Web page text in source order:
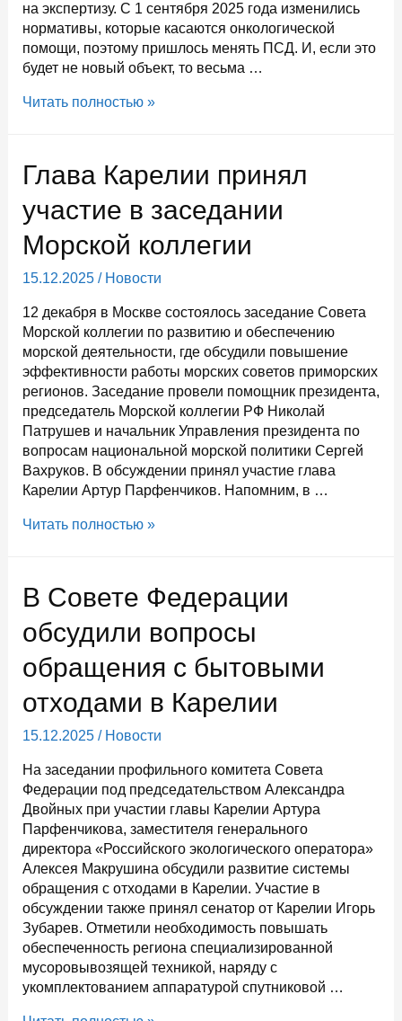
на экспертизу. С 1 сентября 2025 года изменились
нормативы, которые касаются онкологической
помощи, поэтому пришлось менять ПСД. И, если это
будет не новый объект, то весьма …
Строительство
начнется
не
ранее
2027
Читать полностью »
Глава Карелии принял
участие в заседании
Морской коллегии
15.12.2025/ Новости
12 декабря в Москве состоялось заседание Совета
Морской коллегии по развитию и обеспечению
морской деятельности, где обсудили повышение
эффективности работы морских советов приморских
регионов. Заседание провели помощник президента,
председатель Морской коллегии РФ Николай
Патрушев и начальник Управления президента по
вопросам национальной морской политики Сергей
Вахруков. В обсуждении принял участие глава
Карелии Артур Парфенчиков. Напомним, в …
Глава
в
заседании
Морской
коллегии
Читать полностью »
В Совете Федерации
обсудили вопросы
обращения с бытовыми
отходами в Карелии
15.12.2025/ Новости
На заседании профильного комитета Совета
Федерации под председательством Александра
Двойных при участии главы Карелии Артура
Парфенчикова, заместителя генерального
директора «Российского экологического оператора»
Алексея Макрушина обсудили развитие системы
обращения с отходами в Карелии. Участие в
обсуждении также принял сенатор от Карелии Игорь
Зубарев. Отметили необходимость повышать
обеспеченность региона специализированной
мусоровывозящей техникой, наряду с
укомплектованием аппаратурой спутниковой …